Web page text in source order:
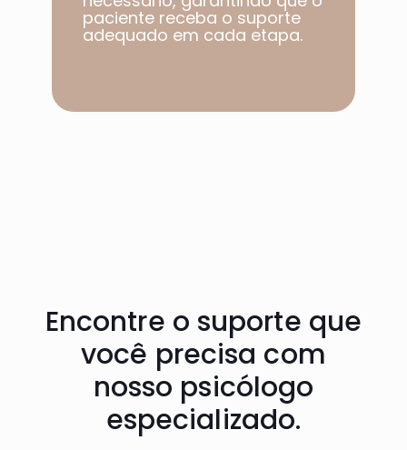
paciente receba o suporte
adequado em cada etapa.​
Encontre o suporte que
você precisa com
nosso psicólogo
especializado.